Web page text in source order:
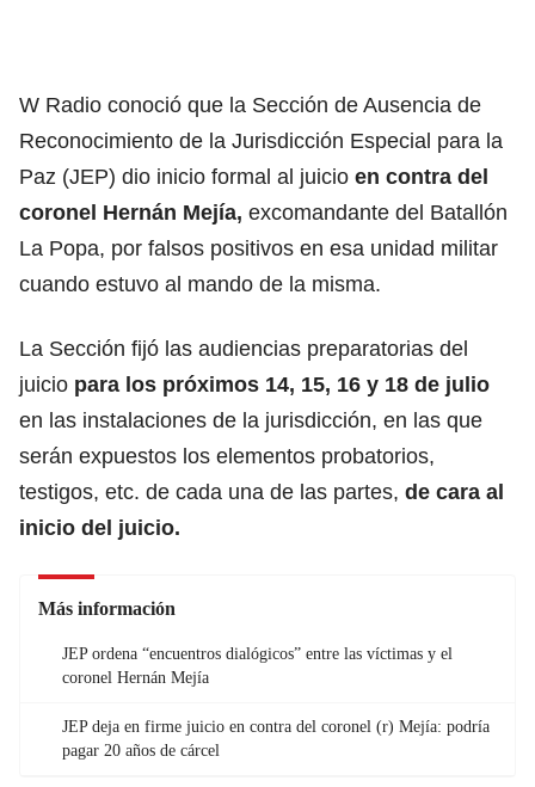
W Radio conoció que la Sección de Ausencia de
Reconocimiento de la Jurisdicción Especial para la
Paz (JEP) dio inicio formal al juicio en contra del
coronel Hernán Mejía, excomandante del Batallón
La Popa, por falsos positivos en esa unidad militar
cuando estuvo al mando de la misma.
La Sección fijó las audiencias preparatorias del
juicio para los próximos 14, 15, 16 y 18 de julio
en las instalaciones de la jurisdicción, en las que
serán expuestos los elementos probatorios,
testigos, etc. de cada una de las partes, de cara al
inicio del juicio.
Más información
JEP ordena “encuentros dialógicos” entre las víctimas y el
coronel Hernán Mejía
JEP deja en firme juicio en contra del coronel (r) Mejía: podría
pagar 20 años de cárcel